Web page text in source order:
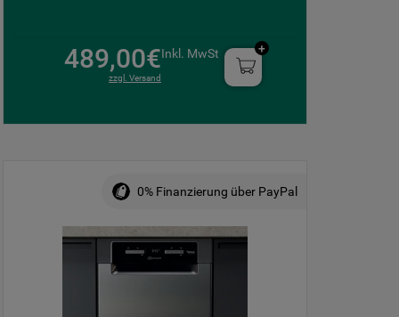
489,00€Inkl. MwSt
zzgl. Versand
0% Finanzierung über PayPal